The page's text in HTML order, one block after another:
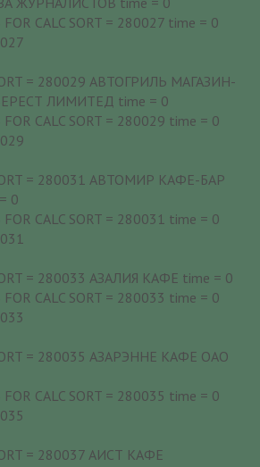
FOR CALC SORT = 280027 time = 0
= 280029 АВТОГРИЛЬ МАГАЗИН-
ЛИМИТЕД time = 0
FOR CALC SORT = 280029 time = 0
= 280031 АВТОМИР КАФЕ-БАР
0
FOR CALC SORT = 280031 time = 0
= 280033 АЗАЛИЯ КАФЕ time = 0
FOR CALC SORT = 280033 time = 0
= 280035 АЗАРЭННЕ КАФЕ ОАО
FOR CALC SORT = 280035 time = 0
= 280037 АИСТ КАФЕ